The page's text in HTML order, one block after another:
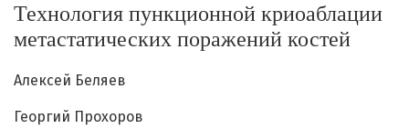
Технология пункционной криоаблации
метастатических поражений костей
Алексей Беляев
Георгий Прохоров